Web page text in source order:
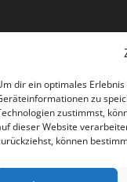
dir ein optimales
zu
zustimmst,
dieser Website
können